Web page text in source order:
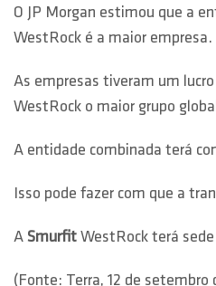
O JP Morgan estimou que a
WestRock é a maior empresa.
As empresas tiveram um
WestRock o maior grupo
A entidade combinada terá
Isso pode fazer com que a
A Smurfit WestRock terá
(Fonte: Terra, 12 de setembro